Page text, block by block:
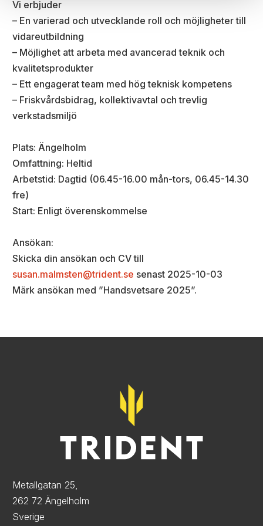
Vi erbjuder
– En varierad och utvecklande roll och möjligheter till
vidareutbildning
– Möjlighet att arbeta med avancerad teknik och
kvalitetsprodukter
– Ett engagerat team med hög teknisk kompetens
– Friskvårdsbidrag, kollektivavtal och trevlig
verkstadsmiljö
Plats: Ängelholm
Omfattning: Heltid
Arbetstid: Dagtid (06.45-16.00 mån-tors, 06.45-14.30
fre)
Start: Enligt överenskommelse
Ansökan:
Skicka din ansökan och CV till
susan.malmsten@trident.se senast 2025-10-03
Märk ansökan med ”Handsvetsare 2025”.
Metallgatan 25,
262 72 Ängelholm
Sverige